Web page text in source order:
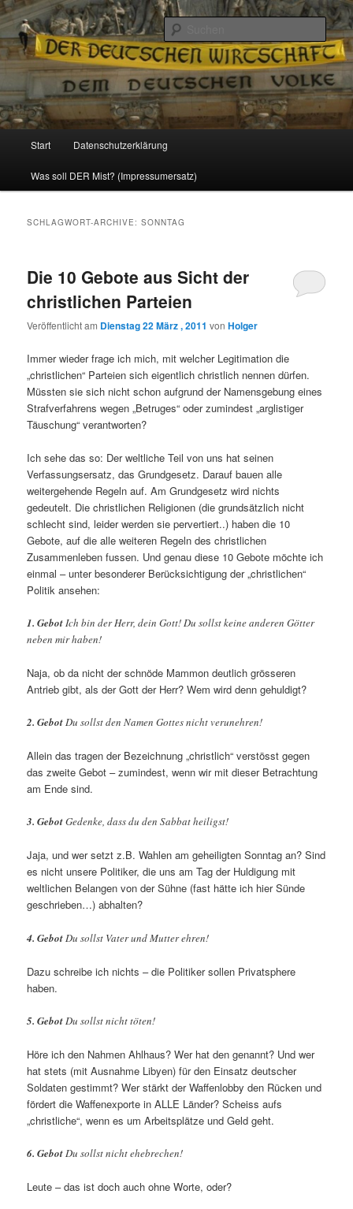
Reizzentrum
Politik, Wirtschaft, Soziales und Gesellschaft
Zum
Inhalt
Zum
sekundären
Start Datenschutzerklärung
Was soll DER Mist? (Impressumersatz)
SCHLAGWORT-ARCHIVE:SONNTAG
Die 10 Gebote aus Sicht der
christlichen Parteien
Veröffentlicht am Dienstag 22 März , 2011 vonHolger
Immer wieder frage ich mich, mit welcher Legitimation die
„christlichen“ Parteien sich eigentlich christlich nennen dürfen.
Müssten sie sich nicht schon aufgrund der Namensgebung eines
Strafverfahrens wegen „Betruges“ oder zumindest „arglistiger
Täuschung“ verantworten?
Ich sehe das so: Der weltliche Teil von uns hat seinen
Verfassungsersatz, das Grundgesetz. Darauf bauen alle
weitergehende Regeln auf. Am Grundgesetz wird nichts
gedeutelt. Die christlichen Religionen (die grundsätzlich nicht
schlecht sind, leider werden sie pervertiert..) haben die 10
Gebote, auf die alle weiteren Regeln des christlichen
Zusammenleben fussen. Und genau diese 10 Gebote möchte ich
einmal – unter besonderer Berücksichtigung der „christlichen“
Politik ansehen:
1. GebotIch bin der Herr, dein Gott! Du sollst keine anderen Götter
neben mir haben!
Naja, ob da nicht der schnöde Mammon deutlich grösseren
Antrieb gibt, als der Gott der Herr? Wem wird denn gehuldigt?
2. GebotDu sollst den Namen Gottes nicht verunehren!
Allein das tragen der Bezeichnung „christlich“ verstösst gegen
das zweite Gebot – zumindest, wenn wir mit dieser Betrachtung
am Ende sind.
3. GebotGedenke, dass du den Sabbat heiligst!
Jaja, und wer setzt z.B. Wahlen am geheiligten Sonntag an? Sind
es nicht unsere Politiker, die uns am Tag der Huldigung mit
weltlichen Belangen von der Sühne (fast hätte ich hier Sünde
geschrieben…) abhalten?
4. Gebot Du sollst Vater und Mutter ehren!
Dazu schreibe ich nichts – die Politiker sollen Privatsphere
haben.
5. GebotDu sollst nicht töten!
Höre ich den Nahmen Ahlhaus? Wer hat den genannt? Und wer
hat stets (mit Ausnahme Libyen) für den Einsatz deutscher
Soldaten gestimmt? Wer stärkt der Waffenlobby den Rücken und
fördert die Waffenexporte in ALLE Länder? Scheiss aufs
„christliche“, wenn es um Arbeitsplätze und Geld geht.
6. GebotDu sollst nicht ehebrechen!
Leute – das ist doch auch ohne Worte, oder?